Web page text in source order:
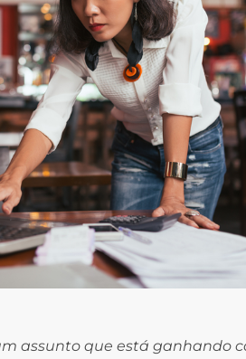
assunto que está ganhando